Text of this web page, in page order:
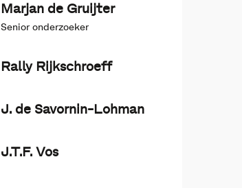
Marjan de Gruijter
Senior onderzoeker
Rally Rijkschroeff
J. de Savornin-Lohman
J.T.F. Vos